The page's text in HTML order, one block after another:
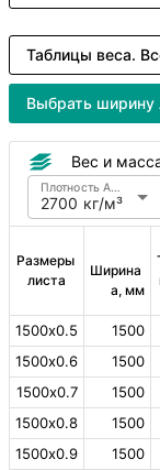
Таблицы веса.
Выбрать ширину
Вес и
2700 кг/м³
Плотность Алюминий
Размеры
листа
Ширина
a, мм
1500х0.5 1500
1500х0.6
1500
1500х0.7
1500
1500х0.8
1500
1500х0.9
1500